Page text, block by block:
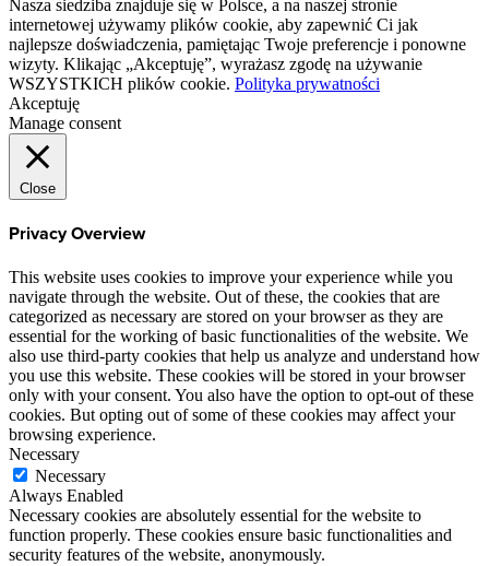
Nasza siedziba znajduje się w Polsce, a na naszej stronie
internetowej używamy plików cookie, aby zapewnić Ci jak
najlepsze doświadczenia, pamiętając Twoje preferencje i ponowne
wizyty. Klikając „Akceptuję”, wyrażasz zgodę na używanie
WSZYSTKICH plików cookie. Polityka prywatności
Akceptuję
Manage consent
Close
Privacy Overview
This website uses cookies to improve your experience while you
navigate through the website. Out of these, the cookies that are
categorized as necessary are stored on your browser as they are
essential for the working of basic functionalities of the website. We
also use third-party cookies that help us analyze and understand how
you use this website. These cookies will be stored in your browser
only with your consent. You also have the option to opt-out of these
cookies. But opting out of some of these cookies may affect your
browsing experience.
Necessary
Necessary
Always Enabled
Necessary cookies are absolutely essential for the website to
function properly. These cookies ensure basic functionalities and
security features of the website, anonymously.